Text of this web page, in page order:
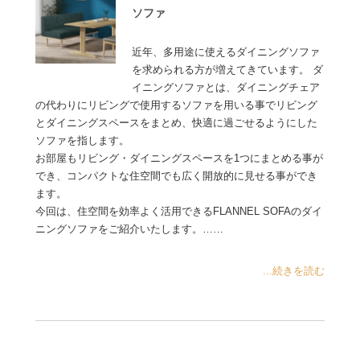
ソファ
近年、多用途に使えるダイニングソファ
を求められる方が増えてきています。 ダ
イニングソファとは、ダイニングチェア
の代わりにリビングで使用するソファを用いる事でリビング
とダイニングスペースをまとめ、快適に過ごせるようにした
ソファを指します。
お部屋もリビング・ダイニングスペースを1つにまとめる事が
でき、コンパクトな住空間でも広く開放的に見せる事ができ
ます。
今回は、住空間を効率よく活用できるFLANNEL SOFAのダイ
ニングソファをご紹介いたします。……
...続きを読む